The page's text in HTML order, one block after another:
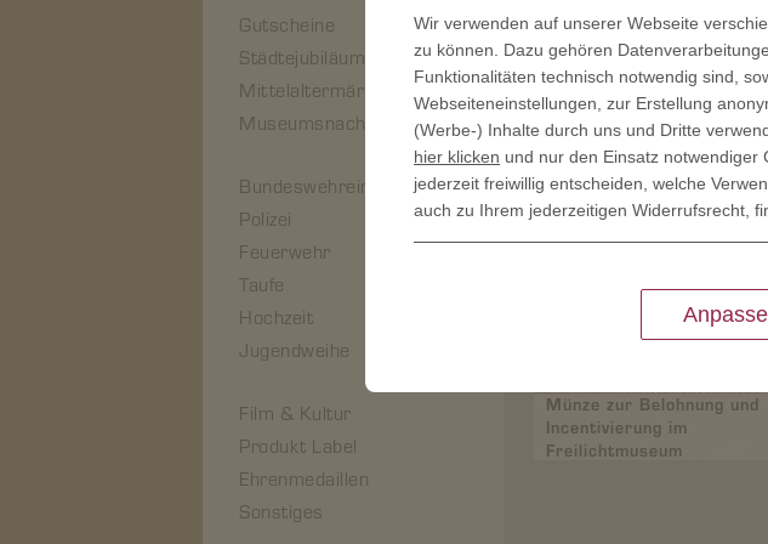
Gutscheine
Städtejubiläum
Mittelaltermärkte
Museumsnachprägungen
Bundeswehreinheiten
Polizei
Feuerwehr
Taufe
Hochzeit
Jugendweihe
Film & Kultur
Produkt Label
Ehrenmedaillen
Sonstiges
Spendentaler und
Gedenkmünze
Münze zur Belohnung und
Incentivierung im
Freilichtmuseum
Wir verwenden auf unserer Webseite
zu können. Dazu gehören
Funktionalitäten technisch notwendig sind,
Webseiteneinstellungen, zur Erstellung
(Werbe-) Inhalte durch uns und Dritte
hier klicken und nur den Einsatz notwendiger
jederzeit freiwillig entscheiden, welche
auch zu Ihrem jederzeitigen Widerrufsrecht,